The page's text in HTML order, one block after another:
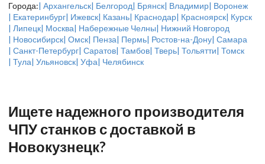
Города:| Архангельск| Белгород| Брянск| Владимир| Воронеж
| Екатеринбург| Ижевск| Казань| Краснодар| Красноярск| Курск
| Липецк| Москва| Набережные Челны| Нижний Новгород
| Новосибирск| Омск| Пенза| Пермь| Ростов-на-Дону| Самара
| Санкт-Петербург| Саратов| Тамбов| Тверь| Тольятти| Томск
| Тула| Ульяновск| Уфа| Челябинск
Ищете надежного производителя
ЧПУ станков с доставкой в
Новокузнецк?